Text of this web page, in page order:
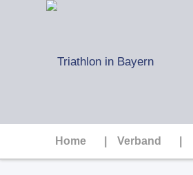
Home Verband